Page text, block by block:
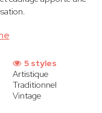
5 styles
Artistique
Traditionnel
Vintage